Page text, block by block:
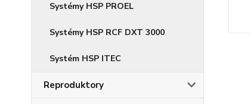
Systémy HSP PROEL
Systémy HSP RCF DXT 3000
Systém HSP ITEC
Reproduktory